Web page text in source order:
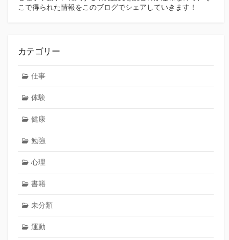
こで得られた情報をこのブログでシェアしていきます！
カテゴリー
仕事
体験
健康
勉強
心理
書籍
未分類
運動